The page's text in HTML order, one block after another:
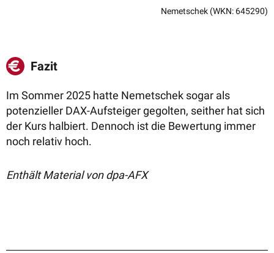
Nemetschek (WKN: 645290)
Fazit
Im Sommer 2025 hatte Nemetschek sogar als
potenzieller DAX-Aufsteiger gegolten, seither hat sich
der Kurs halbiert. Dennoch ist die Bewertung immer
noch relativ hoch.
Enthält Material von dpa-AFX